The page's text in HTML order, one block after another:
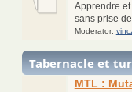
Apprendre
sans prise
Moderator:
Tabernacle et
MTL :